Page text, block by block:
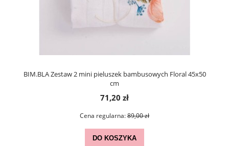
BIM.BLA Zestaw 2 mini pieluszek bambusowych Floral 45x50
cm
71,20 zł
Cena regularna:89,00 zł
DO KOSZYKA